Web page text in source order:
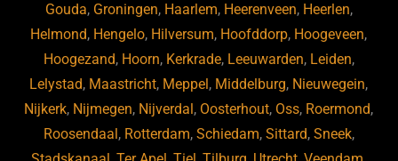
Gouda, Groningen, Haarlem, Heerenveen, Heerlen,
Helmond, Hengelo, Hilversum, Hoofddorp, Hoogeveen,
Hoogezand, Hoorn, Kerkrade, Leeuwarden, Leiden,
Lelystad, Maastricht, Meppel, Middelburg, Nieuwegein,
Nijkerk, Nijmegen, Nijverdal, Oosterhout, Oss, Roermond,
Roosendaal, Rotterdam, Schiedam, Sittard, Sneek,